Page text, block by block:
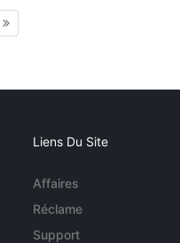
Liens Du Site
Affaires
Réclame
Support